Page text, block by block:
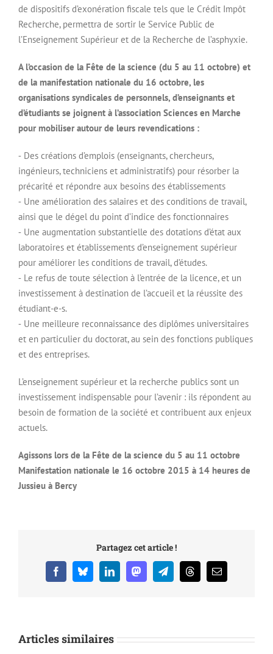
de dispositifs d’exonération fiscale tels que le Crédit Impôt
Recherche, permettra de sortir le Service Public de
l’Enseignement Supérieur et de la Recherche de l’asphyxie.
A l’occasion de la Fête de la science (du 5 au 11 octobre) et
de la manifestation nationale du 16 octobre, les
organisations syndicales de personnels, d’enseignants et
d’étudiants se joignent à l’association Sciences en Marche
pour mobiliser autour de leurs revendications :
⁃ Des créations d’emplois (enseignants, chercheurs,
ingénieurs, techniciens et administratifs) pour résorber la
précarité et répondre aux besoins des établissements
⁃ Une amélioration des salaires et des conditions de travail,
ainsi que le dégel du point d’indice des fonctionnaires
⁃ Une augmentation substantielle des dotations d’état aux
laboratoires et établissements d’enseignement supérieur
pour améliorer les conditions de travail, d’études.
⁃ Le refus de toute sélection à l’entrée de la licence, et un
investissement à destination de l’accueil et la réussite des
étudiant-e-s.
⁃ Une meilleure reconnaissance des diplômes universitaires
et en particulier du doctorat, au sein des fonctions publiques
et des entreprises.
L’enseignement supérieur et la recherche publics sont un
investissement indispensable pour l’avenir : ils répondent au
besoin de formation de la société et contribuent aux enjeux
actuels.
Agissons lors de la Fête de la science du 5 au 11 octobre
Manifestation nationale le 16 octobre 2015 à 14 heures de
Jussieu à Bercy
Partagez cet article !
FacebookBlueskyLinkedInMastodonTelegramThreadsEmail
Articles similaires